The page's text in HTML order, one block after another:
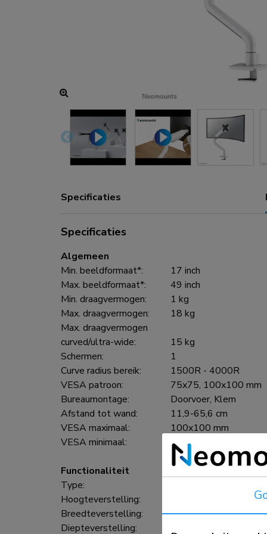
Specificaties
Specificaties
Algemeen
Min. beeldformaat*:
17 inch
Max. beeldformaat*:
49 inch
Min. draagvermogen:
1 kg
Max. draagvermogen:
18 kg
Max. draagvermogen
curved/ultra-wide:
15 kg
Schermen:
1
Curve radius bereik:
1500R - 4000R
VESA patroon:
75x75, 100x100 mm
Bureaumontage:
Doorvoer, Klem
Afstand tot wand:
11,9-65,6 cm
VESA maximaal:
100x100 mm
VESA minimaal:
75x75 mm
Functionaliteit
Type:
Hoogteverstelling:
Breedteverstelling:
107,4 cm
Diepteverstelling: